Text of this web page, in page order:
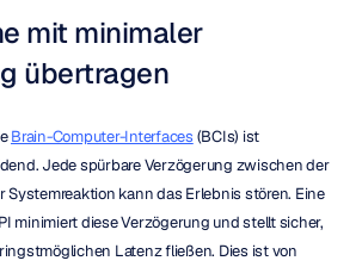
mit minimaler
übertragen
Brain-Computer-Interfaces (BCIs) ist
Jede spürbare Verzögerung zwischen der
Systemreaktion kann das Erlebnis stören. Eine
minimiert diese Verzögerung und stellt sicher,
Latenz fließen. Dies ist von